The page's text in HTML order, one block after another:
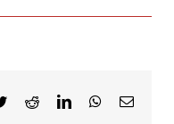
TwitterRedditLinkedInWhatsApp
E-